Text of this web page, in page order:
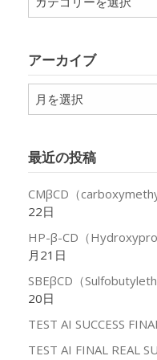
テ
ー
アーカイブ
ア
ー
ブ
最近の投稿
CMβCD（
22日
HP-β-CD（
月21日
SBEβCD（
20日
TEST AI SUCCESS
TEST AI FINAL REAL